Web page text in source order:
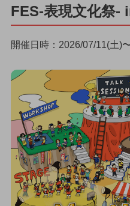
FES-表現文化祭-
開催日時：2026/07/11(土)